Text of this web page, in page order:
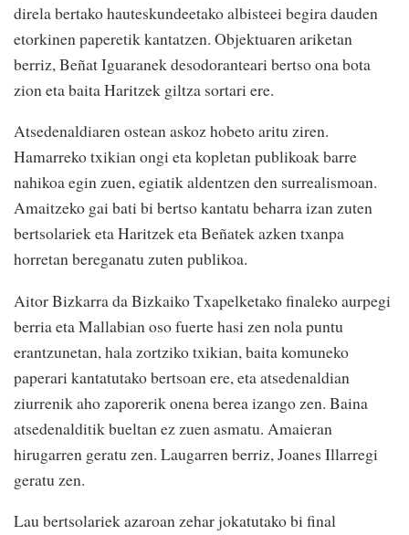
direla bertako hauteskundeetako albisteei begira dauden
etorkinen paperetik kantatzen. Objektuaren ariketan
berriz, Beñat Iguaranek desodoranteari bertso ona bota
zion eta baita Haritzek giltza sortari ere.
Atsedenaldiaren ostean askoz hobeto aritu ziren.
Hamarreko txikian ongi eta kopletan publikoak barre
nahikoa egin zuen, egiatik aldentzen den surrealismoan.
Amaitzeko gai bati bi bertso kantatu beharra izan zuten
bertsolariek eta Haritzek eta Beñatek azken txanpa
horretan bereganatu zuten publikoa.
Aitor Bizkarra da Bizkaiko Txapelketako finaleko aurpegi
berria eta Mallabian oso fuerte hasi zen nola puntu
erantzunetan, hala zortziko txikian, baita komuneko
paperari kantatutako bertsoan ere, eta atsedenaldian
ziurrenik aho zaporerik onena berea izango zen. Baina
atsedenalditik bueltan ez zuen asmatu. Amaieran
hirugarren geratu zen. Laugarren berriz, Joanes Illarregi
geratu zen.
Lau bertsolariek azaroan zehar jokatutako bi final